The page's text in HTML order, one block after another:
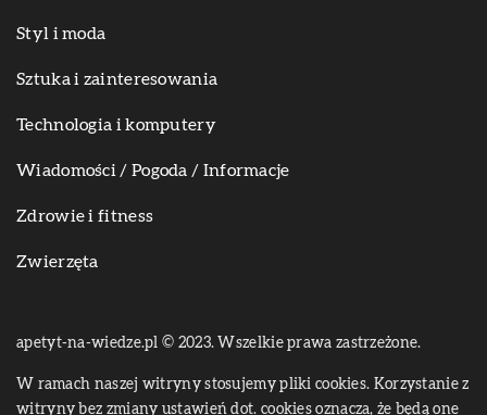
Styl i moda
Sztuka i zainteresowania
Technologia i komputery
Wiadomości / Pogoda / Informacje
Zdrowie i fitness
Zwierzęta
apetyt-na-wiedze.pl © 2023. Wszelkie prawa zastrzeżone.
W ramach naszej witryny stosujemy pliki cookies. Korzystanie z
witryny bez zmiany ustawień dot. cookies oznacza, że będą one